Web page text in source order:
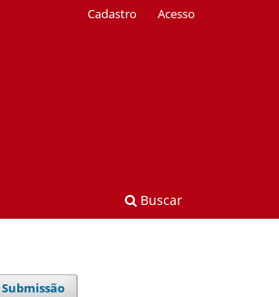
Buscar
Cadastro Acesso